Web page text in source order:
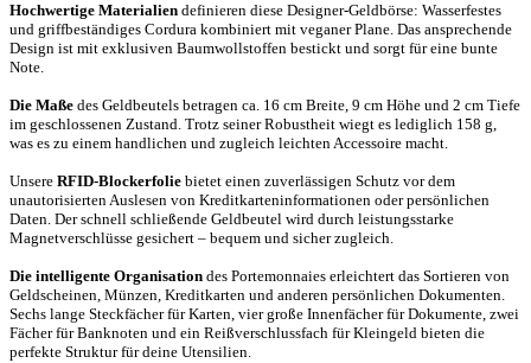
Hochwertige Materialien definieren diese Designer-Geldbörse: Wasserfestes
und griffbeständiges Cordura kombiniert mit veganer Plane. Das ansprechende
Design ist mit exklusiven Baumwollstoffen bestickt und sorgt für eine bunte
Note.
Die Maße des Geldbeutels betragen ca. 16 cm Breite, 9 cm Höhe und 2 cm Tiefe
im geschlossenen Zustand. Trotz seiner Robustheit wiegt es lediglich 158 g,
was es zu einem handlichen und zugleich leichten Accessoire macht.
Unsere RFID-Blockerfolie bietet einen zuverlässigen Schutz vor dem
unautorisierten Auslesen von Kreditkarteninformationen oder persönlichen
Daten. Der schnell schließende Geldbeutel wird durch leistungsstarke
Magnetverschlüsse gesichert – bequem und sicher zugleich.
Die intelligente Organisation des Portemonnaies erleichtert das Sortieren von
Geldscheinen, Münzen, Kreditkarten und anderen persönlichen Dokumenten.
Sechs lange Steckfächer für Karten, vier große Innenfächer für Dokumente, zwei
Fächer für Banknoten und ein Reißverschlussfach für Kleingeld bieten die
perfekte Struktur für deine Utensilien.